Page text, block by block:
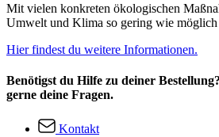
Mit vielen konkreten ökologischen
Umwelt und Klima so gering wie möglich
Hier findest du weitere Informationen.
Benötigst du Hilfe zu deiner
gerne deine Fragen.
Kontakt